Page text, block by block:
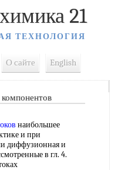
21
ТЕХНОЛОГИЯ
О сайте English
наибольшее
и при
диффузионная и
в гл. 4.